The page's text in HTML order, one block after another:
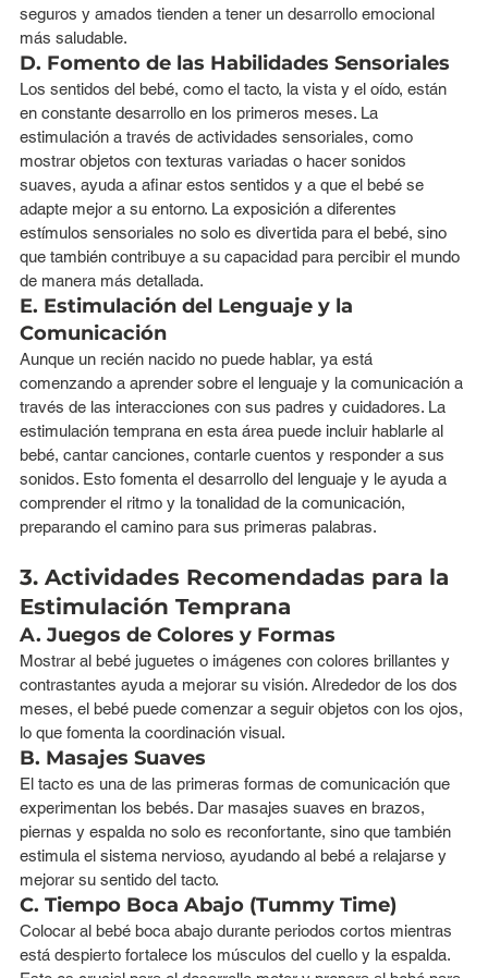
seguros y amados tienden a tener un desarrollo emocional
más saludable.
D. Fomento de las Habilidades Sensoriales
Los sentidos del bebé, como el tacto, la vista y el oído, están
en constante desarrollo en los primeros meses. La
estimulación a través de actividades sensoriales, como
mostrar objetos con texturas variadas o hacer sonidos
suaves, ayuda a afinar estos sentidos y a que el bebé se
adapte mejor a su entorno. La exposición a diferentes
estímulos sensoriales no solo es divertida para el bebé, sino
que también contribuye a su capacidad para percibir el mundo
de manera más detallada.
E. Estimulación del Lenguaje y la
Comunicación
Aunque un recién nacido no puede hablar, ya está
comenzando a aprender sobre el lenguaje y la comunicación a
través de las interacciones con sus padres y cuidadores. La
estimulación temprana en esta área puede incluir hablarle al
bebé, cantar canciones, contarle cuentos y responder a sus
sonidos. Esto fomenta el desarrollo del lenguaje y le ayuda a
comprender el ritmo y la tonalidad de la comunicación,
preparando el camino para sus primeras palabras.
3. Actividades Recomendadas para la
Estimulación Temprana
A. Juegos de Colores y Formas
Mostrar al bebé juguetes o imágenes con colores brillantes y
contrastantes ayuda a mejorar su visión. Alrededor de los dos
meses, el bebé puede comenzar a seguir objetos con los ojos,
lo que fomenta la coordinación visual.
B. Masajes Suaves
El tacto es una de las primeras formas de comunicación que
experimentan los bebés. Dar masajes suaves en brazos,
piernas y espalda no solo es reconfortante, sino que también
estimula el sistema nervioso, ayudando al bebé a relajarse y
mejorar su sentido del tacto.
C. Tiempo Boca Abajo (Tummy Time)
Colocar al bebé boca abajo durante periodos cortos mientras
está despierto fortalece los músculos del cuello y la espalda.